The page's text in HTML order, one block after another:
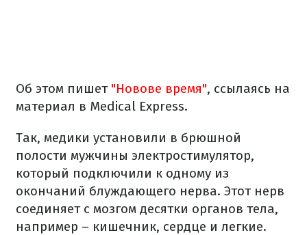
Об этом пишет"Новове время", ссылаясь на
материал в Medical Express.
Так, медики установили в брюшной
полости мужчины электростимулятор,
который подключили к одному из
окончаний блуждающего нерва. Этот нерв
соединяет с мозгом десятки органов тела,
например – кишечник, сердце и легкие.